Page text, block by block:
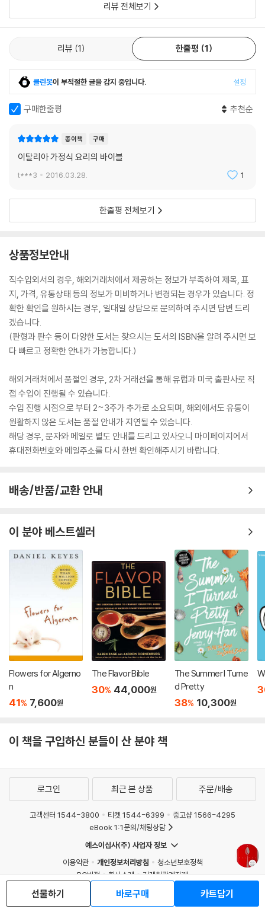
리뷰 전체보기
리뷰 1 한줄평 1
클린봇이 부적절한 글을 감지 중입니다. 설정
구매한줄평 추천순
종이책 구매
이탈리아 가정식 요리의 바이블
t***3 2016.03.28. 1
한줄평 전체보기
상품정보안내
직수입외서의 경우, 해외거래처에서 제공하는 정보가 부족하여 제목, 표
지, 가격, 유통상태 등의 정보가 미비하거나 변경되는 경우가 있습니다. 정
확한 확인을 원하시는 경우, 일대일 상담으로 문의하여 주시면 답변 드리
겠습니다.
(판형과 판수 등이 다양한 도서는 찾으시는 도서의 ISBN을 알려 주시면 보
다 빠르고 정확한 안내가 가능합니다.)
해외거래처에서 품절인 경우, 2차 거래선을 통해 유럽과 미국 출판사로 직
접 수입이 진행될 수 있습니다.
수입 진행 시점으로 부터 2~3주가 추가로 소요되며, 해외에서도 유통이
원활하지 않은 도서는 품절 안내가 지연될 수 있습니다.
해당 경우, 문자와 메일로 별도 안내를 드리고 있사오니 마이페이지에서
휴대전화번호와 메일주소를 다시 한번 확인해주시기 바랍니다.
배송/반품/교환 안내
이 분야 베스트셀러
Flowers for Algerno
n
41% 7,600원
The Flavor Bible
30% 44,000원
The Summer I Turne
d Pretty
38% 10,300원
이 책을 구입하신 분들이 산 분야 책
선물하기 바로구매 카트담기
로그인 최근 본 상품 주문/배송
고객센터 1544-3800 티켓 1544-6399
중고샵 1566-4295
eBook 1:1문의/채팅상담
예스이십사(주) 사업자 정보
이용약관
개인정보처리방침
청소년보호정책
PC버전
회사소개
거래처관계자께
Copyright © YES24 Corp. All Rights Reserved.